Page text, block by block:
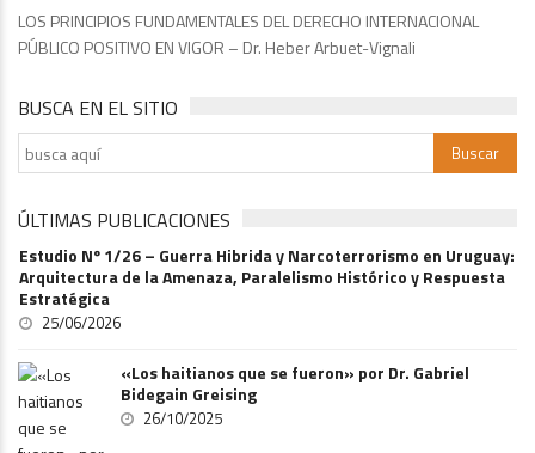
LOS PRINCIPIOS FUNDAMENTALES DEL DERECHO INTERNACIONAL
PÚBLICO POSITIVO EN VIGOR – Dr. Heber Arbuet-Vignali
BUSCA EN EL SITIO
ÚLTIMAS PUBLICACIONES
Estudio Nº 1/26 – Guerra Hibrida y Narcoterrorismo en Uruguay:
Arquitectura de la Amenaza, Paralelismo Histórico y Respuesta
Estratégica
25/06/2026
«Los haitianos que se fueron» por Dr. Gabriel
Bidegain Greising
26/10/2025